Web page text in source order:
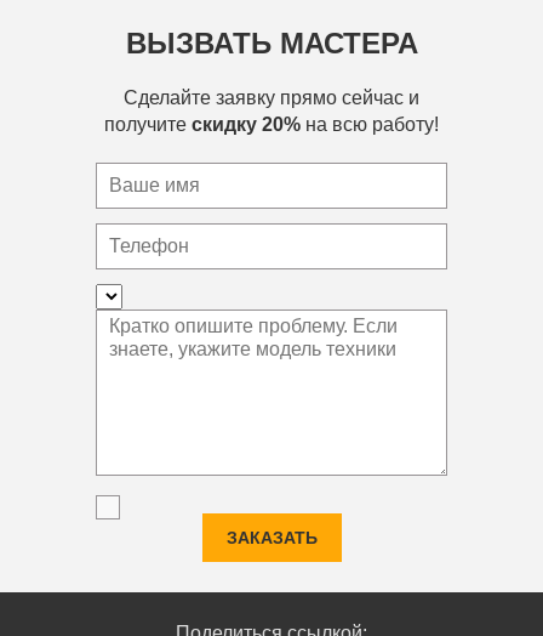
ВЫЗВАТЬ МАСТЕРА
Сделайте заявку прямо сейчас и
получите скидку 20% на всю работу!
ЗАКАЗАТЬ